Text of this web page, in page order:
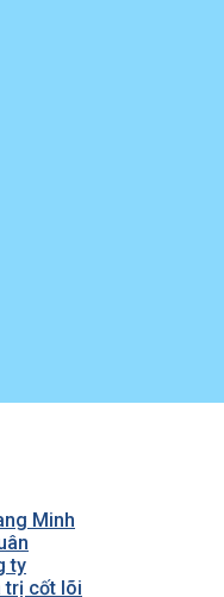
Minh
ty
trị cốt lõi